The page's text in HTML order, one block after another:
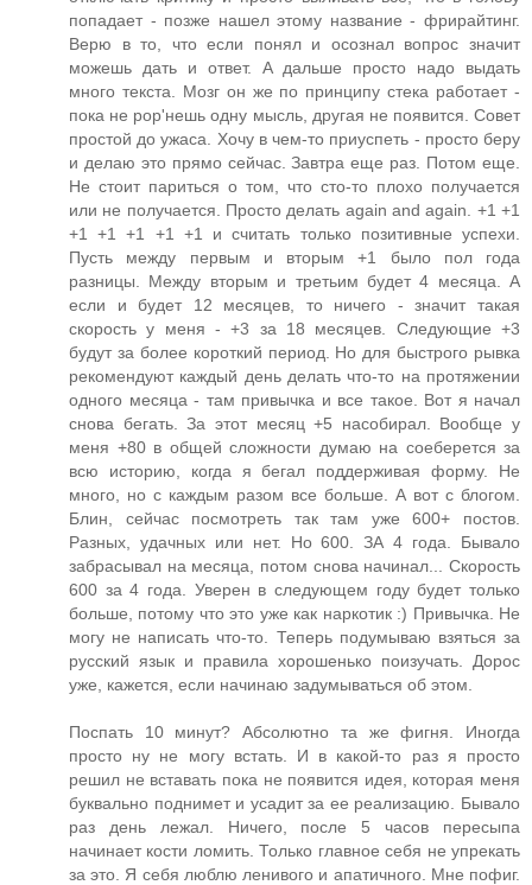
попадает - позже нашел этому название - фрирайтинг.
Верю в то, что если понял и осознал вопрос значит
можешь дать и ответ. А дальше просто надо выдать
много текста. Мозг он же по принципу стека работает -
пока не pop'нешь одну мысль, другая не появится. Совет
простой до ужаса. Хочу в чем-то приуспеть - просто беру
и делаю это прямо сейчас. Завтра еще раз. Потом еще.
Не стоит париться о том, что сто-то плохо получается
или не получается. Просто делать again and again. +1 +1
+1 +1 +1 +1 +1 и считать только позитивные успехи.
Пусть между первым и вторым +1 было пол года
разницы. Между вторым и третьим будет 4 месяца. А
если и будет 12 месяцев, то ничего - значит такая
скорость у меня - +3 за 18 месяцев. Следующие +3
будут за более короткий период. Но для быстрого рывка
рекомендуют каждый день делать что-то на протяжении
одного месяца - там привычка и все такое. Вот я начал
снова бегать. За этот месяц +5 насобирал. Вообще у
меня +80 в общей сложности думаю на соеберется за
всю историю, когда я бегал поддерживая форму. Не
много, но с каждым разом все больше. А вот с блогом.
Блин, сейчас посмотреть так там уже 600+ постов.
Разных, удачных или нет. Но 600. ЗА 4 года. Бывало
забрасывал на месяца, потом снова начинал... Скорость
600 за 4 года. Уверен в следующем году будет только
больше, потому что это уже как наркотик :) Привычка. Не
могу не написать что-то. Теперь подумываю взяться за
русский язык и правила хорошенько поизучать. Дорос
уже, кажется, если начинаю задумываться об этом.
Поспать 10 минут? Абсолютно та же фигня. Иногда
просто ну не могу встать. И в какой-то раз я просто
решил не вставать пока не появится идея, которая меня
буквально поднимет и усадит за ее реализацию. Бывало
раз день лежал. Ничего, после 5 часов пересыпа
начинает кости ломить. Только главное себя не упрекать
за это. Я себя люблю ленивого и апатичного. Мне пофиг.